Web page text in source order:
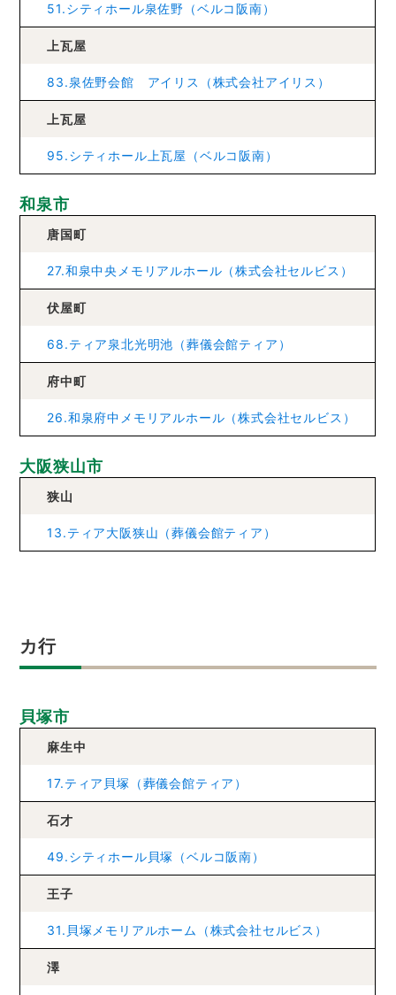
51.シティホール泉佐野（ベルコ阪南）
上瓦屋
83.泉佐野会館 アイリス（株式会社アイリス）
上瓦屋
95.シティホール上瓦屋（ベルコ阪南）
和泉市
唐国町
27.和泉中央メモリアルホール（株式会社セルビス）
伏屋町
68.ティア泉北光明池（葬儀会館ティア）
府中町
26.和泉府中メモリアルホール（株式会社セルビス）
大阪狭山市
狭山
13.ティア大阪狭山（葬儀会館ティア）
カ行
貝塚市
麻生中
17.ティア貝塚（葬儀会館ティア）
石才
49.シティホール貝塚（ベルコ阪南）
王子
31.貝塚メモリアルホーム（株式会社セルビス）
澤